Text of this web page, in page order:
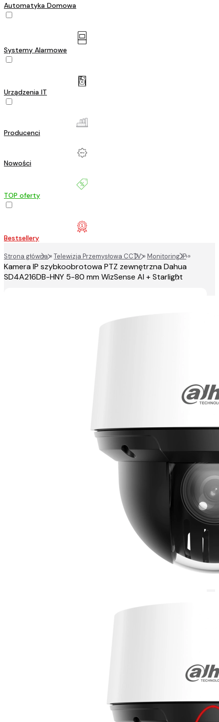
Automatyka Domowa
Systemy Alarmowe
Urządzenia IT
Producenci
Nowości
TOP oferty
Bestsellery
Strona główna»Telewizja Przemysłowa CCTV»Monitoring IP»
Kamera IP szybkoobrotowa PTZ zewnętrzna Dahua
SD4A216DB-HNY 5-80 mm WizSense AI + Starlight